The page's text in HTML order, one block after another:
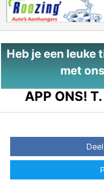
Heb je een leuke
met
APP ONS! T.